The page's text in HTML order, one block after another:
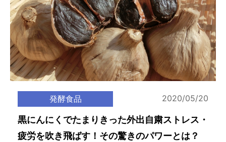
発酵食品 2020/05/20
黒にんにくでたまりきった外出自粛ストレス・
疲労を吹き飛ばす！その驚きのパワーとは？